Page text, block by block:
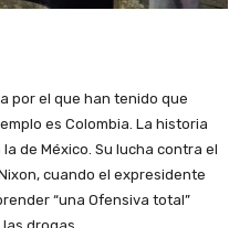
por el que han tenido que
es Colombia. La historia
de México. Su lucha contra el
cuando el expresidente
“una Ofensiva total”